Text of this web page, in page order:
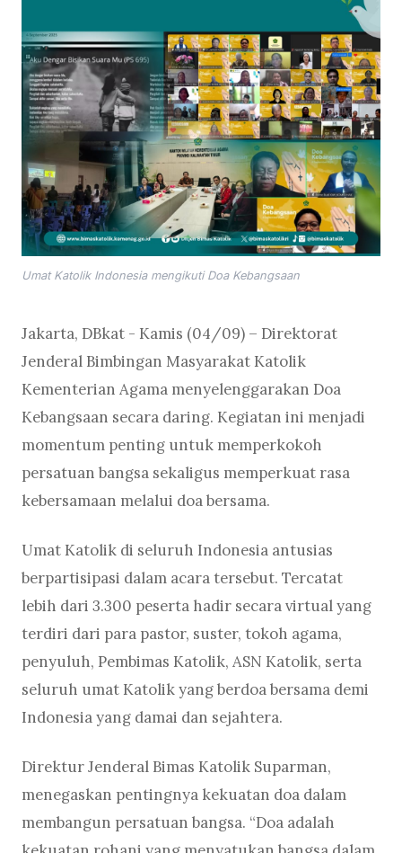
Umat Katolik Indonesia mengikuti Doa Kebangsaan
Jakarta, DBkat - Kamis (04/09) – Direktorat
Jenderal Bimbingan Masyarakat Katolik
Kementerian Agama menyelenggarakan Doa
Kebangsaan secara daring. Kegiatan ini menjadi
momentum penting untuk memperkokoh
persatuan bangsa sekaligus memperkuat rasa
kebersamaan melalui doa bersama.
Umat Katolik di seluruh Indonesia antusias
berpartisipasi dalam acara tersebut. Tercatat
lebih dari 3.300 peserta hadir secara virtual yang
terdiri dari para pastor, suster, tokoh agama,
penyuluh, Pembimas Katolik, ASN Katolik, serta
seluruh umat Katolik yang berdoa bersama demi
Indonesia yang damai dan sejahtera.
Direktur Jenderal Bimas Katolik Suparman,
menegaskan pentingnya kekuatan doa dalam
membangun persatuan bangsa. “Doa adalah